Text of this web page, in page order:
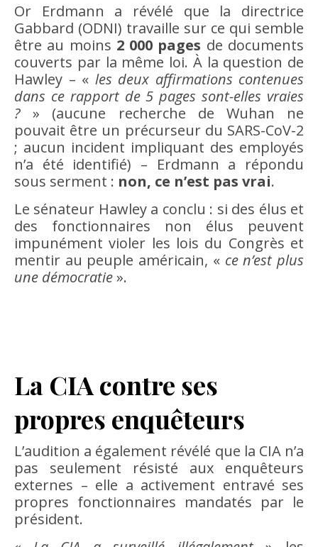
Or Erdmann a révélé que la directrice
Gabbard (ODNI) travaille sur ce qui semble
être au moins 2 000 pages de documents
couverts par la même loi. À la question de
Hawley – « les deux affirmations contenues
dans ce rapport de 5 pages sont-elles vraies
? » (aucune recherche de Wuhan ne
pouvait être un précurseur du SARS-CoV-2
; aucun incident impliquant des employés
n’a été identifié) – Erdmann a répondu
sous serment : non, ce n’est pas vrai.
Le sénateur Hawley a conclu : si des élus et
des fonctionnaires non élus peuvent
impunément violer les lois du Congrès et
mentir au peuple américain, « ce n’est plus
une démocratie».
La CIA contre ses
propres enquêteurs
L’audition a également révélé que la CIA n’a
pas seulement résisté aux enquêteurs
externes – elle a activement entravé ses
propres fonctionnaires mandatés par le
président.